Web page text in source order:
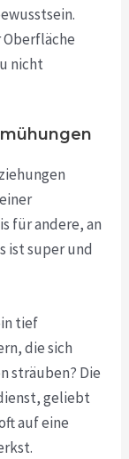
Oberfläche
nicht
für andere, an
ist super und
tief
die sich
sträuben? Die
geliebt
auf eine